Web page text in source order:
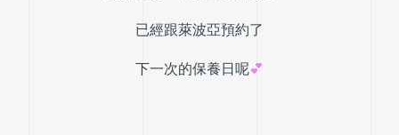
已經跟萊波亞預約了
下一次的保養日呢💕